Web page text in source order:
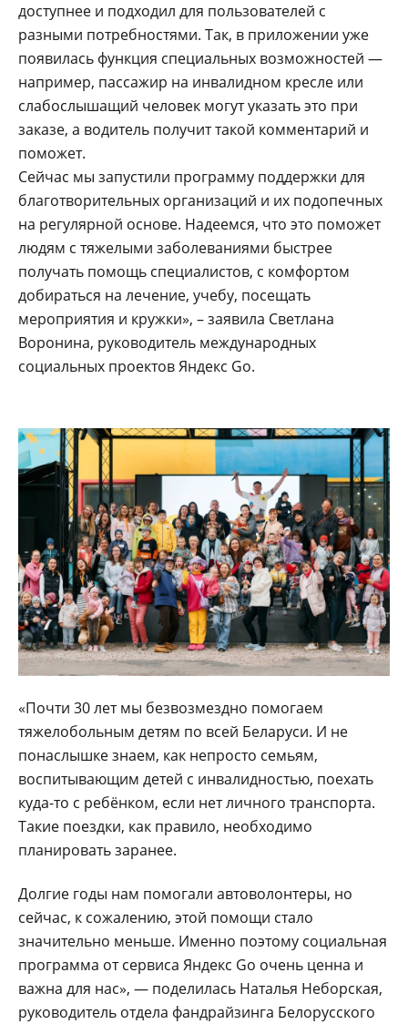
доступнее и подходил для пользователей с
разными потребностями. Так, в приложении уже
появилась функция специальных возможностей —
например, пассажир на инвалидном кресле или
слабослышащий человек могут указать это при
заказе, а водитель получит такой комментарий и
поможет.
Сейчас мы запустили программу поддержки для
благотворительных организаций и их подопечных
на регулярной основе. Надеемся, что это поможет
людям с тяжелыми заболеваниями быстрее
получать помощь специалистов, с комфортом
добираться на лечение, учебу, посещать
мероприятия и кружки», – заявила Светлана
Воронина, руководитель международных
социальных проектов Яндекс Go.
«Почти 30 лет мы безвозмездно помогаем
тяжелобольным детям по всей Беларуси. И не
понаслышке знаем, как непросто семьям,
воспитывающим детей с инвалидностью, поехать
куда-то с ребёнком, если нет личного транспорта.
Такие поездки, как правило, необходимо
планировать заранее.
Долгие годы нам помогали автоволонтеры, но
сейчас, к сожалению, этой помощи стало
значительно меньше. Именно поэтому социальная
программа от сервиса Яндекс Go очень ценна и
важна для нас», — поделилась Наталья Неборская,
руководитель отдела фандрайзинга Белорусского